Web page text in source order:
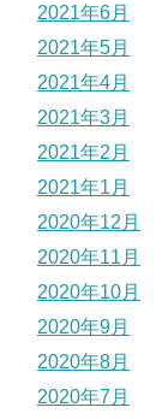
2021年6月
2021年5月
2021年4月
2021年3月
2021年2月
2021年1月
2020年12月
2020年11月
2020年10月
2020年9月
2020年8月
2020年7月